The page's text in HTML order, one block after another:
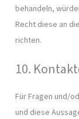
behandeln,
Recht diese an
richten.
10.
Für Fragen und/
und diese